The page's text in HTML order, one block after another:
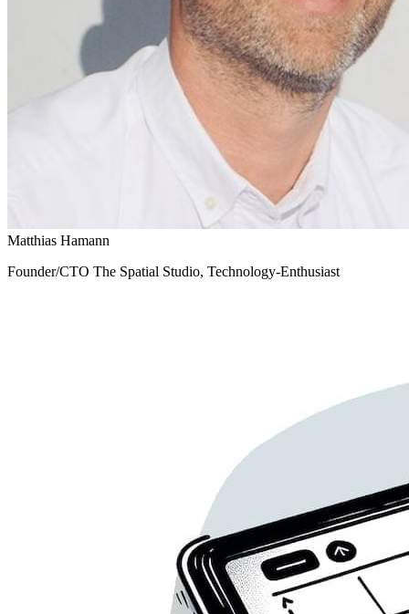
Matthias Hamann
Founder/CTO The Spatial Studio, Technology-Enthusiast